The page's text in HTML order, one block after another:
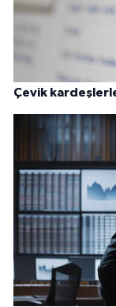
Çevik